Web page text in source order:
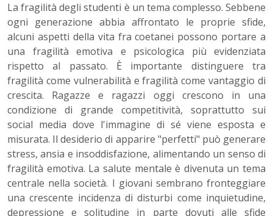
La fragilità degli studenti è un tema complesso. Sebbene
ogni generazione abbia affrontato le proprie sfide,
alcuni aspetti della vita fra coetanei possono portare a
una fragilità emotiva e psicologica più evidenziata
rispetto al passato. È importante distinguere tra
fragilità come vulnerabilità e fragilità come vantaggio di
crescita. Ragazze e ragazzi oggi crescono in una
condizione di grande competitività, soprattutto sui
social media dove l'immagine di sé viene esposta e
misurata. Il desiderio di apparire "perfetti" può generare
stress, ansia e insoddisfazione, alimentando un senso di
fragilità emotiva. La salute mentale è divenuta un tema
centrale nella società. I giovani sembrano fronteggiare
una crescente incidenza di disturbi come inquietudine,
depressione e solitudine in parte dovuti alle sfide